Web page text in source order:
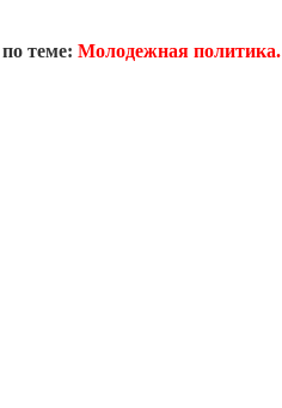
теме: Молодежная политика.